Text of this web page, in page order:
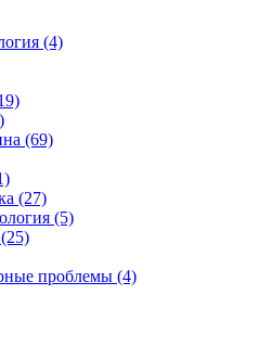
(4)
(69)
(27)
(5)
проблемы (4)